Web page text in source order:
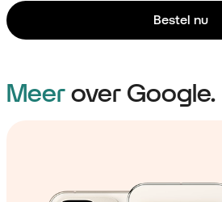
Bestel nu
Meerover Google.